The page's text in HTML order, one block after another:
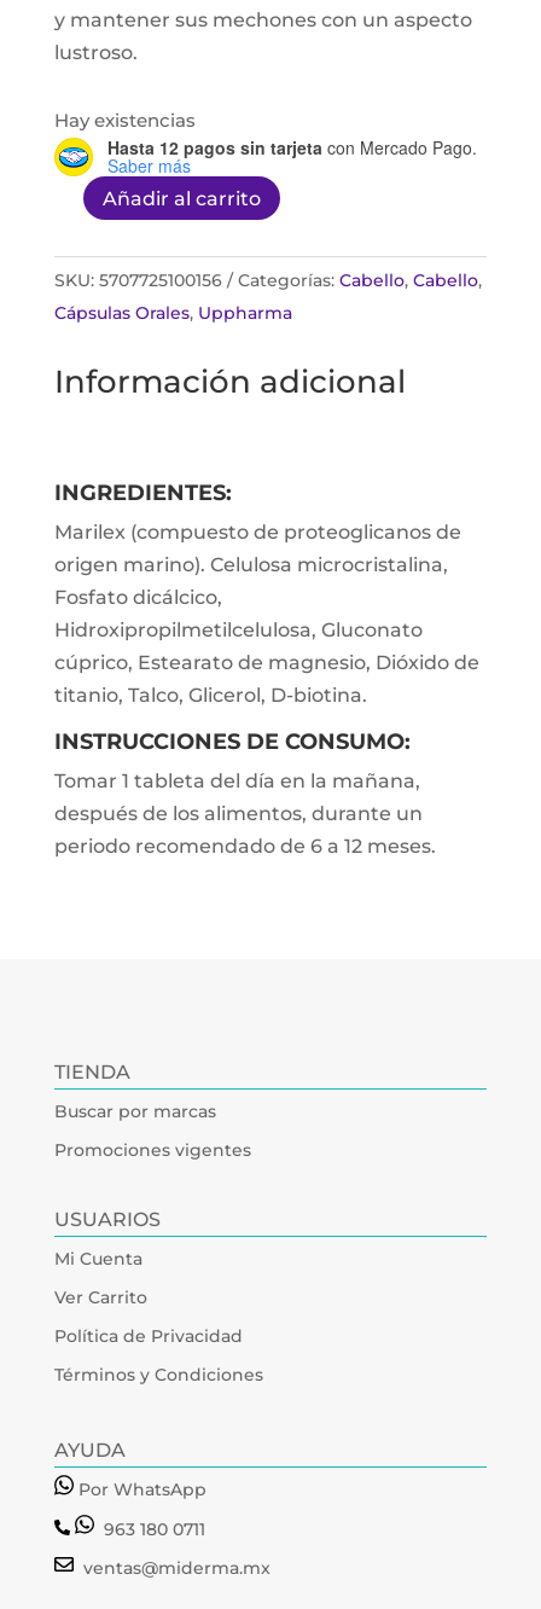
y mantener sus mechones con un aspecto
lustroso.
Hay existencias
Hasta 12 pagos sin tarjeta con Mercado Pago.
Saber más
Nourkrin
30
tab
Añadir al carrito
SKU: 5707725100156 Categorías: Cabello, Cabello,
Cápsulas Orales, Uppharma
Información adicional
INGREDIENTES:
Marilex (compuesto de proteoglicanos de
origen marino). Celulosa microcristalina,
Fosfato dicálcico,
Hidroxipropilmetilcelulosa, Gluconato
cúprico, Estearato de magnesio, Dióxido de
titanio, Talco, Glicerol, D-biotina.
INSTRUCCIONES DE CONSUMO:
Tomar 1 tableta del día en la mañana,
después de los alimentos, durante un
periodo recomendado de 6 a 12 meses.
TIENDA
Buscar por marcas
Promociones vigentes
USUARIOS
Mi Cuenta
Ver Carrito
Política de Privacidad
Términos y Condiciones
AYUDA
Por WhatsApp
963 180 0711
ventas@miderma.mx